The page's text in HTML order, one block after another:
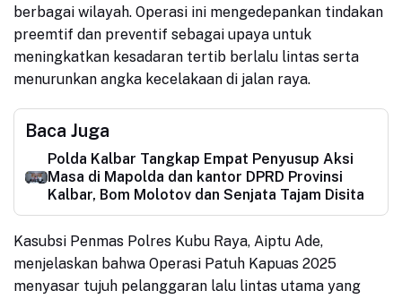
berbagai wilayah. Operasi ini mengedepankan tindakan
preemtif dan preventif sebagai upaya untuk
meningkatkan kesadaran tertib berlalu lintas serta
menurunkan angka kecelakaan di jalan raya.
Baca Juga
Polda Kalbar Tangkap Empat Penyusup Aksi
Masa di Mapolda dan kantor DPRD Provinsi
Kalbar, Bom Molotov dan Senjata Tajam Disita
Kasubsi Penmas Polres Kubu Raya, Aiptu Ade,
menjelaskan bahwa Operasi Patuh Kapuas 2025
menyasar tujuh pelanggaran lalu lintas utama yang